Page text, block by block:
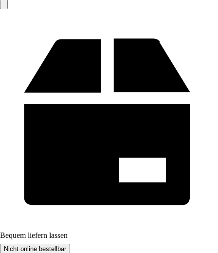
Bequem liefern lassen
Nicht online bestellbar